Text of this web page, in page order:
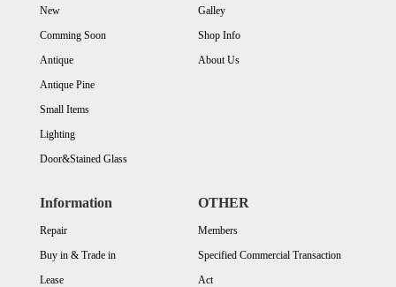
New
Comming Soon
Antique
Antique Pine
Small Items
Lighting
Door&Stained Glass
Galley
Shop Info
About Us
Information
Repair
Buy in & Trade in
Lease
OTHER
Members
Specified Commercial Transaction
Act